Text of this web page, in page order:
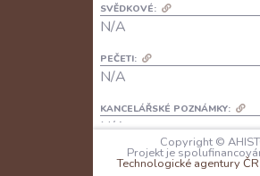
SVĚDKOVÉ:
N/A
PEČETI:
N/A
KANCELÁŘSKÉ POZNÁMKY:
N/A
JAZYK:
Copyright ©
Projekt je
Technologické agentury ČR